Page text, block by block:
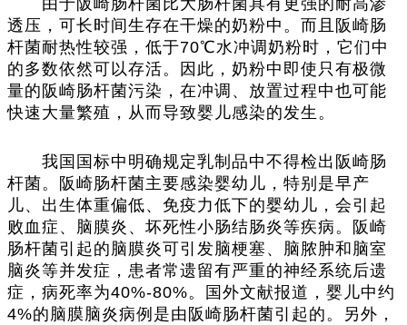
透压，可长时间生存在干燥的奶粉中。而且阪崎肠
杆菌耐热性较强，低于70℃水冲调奶粉时，它们中
的多数依然可以存活。因此，奶粉中即使只有极微
量的阪崎肠杆菌污染，在冲调、放置过程中也可能
快速大量繁殖，从而导致婴儿感染的发生。
我国国标中明确规定乳制品中不得检出阪崎肠
杆菌。阪崎肠杆菌主要感染婴幼儿，特别是早产
儿、出生体重偏低、免疫力低下的婴幼儿，会引起
败血症、脑膜炎、坏死性小肠结肠炎等疾病。阪崎
肠杆菌引起的脑膜炎可引发脑梗塞、脑脓肿和脑室
脑炎等并发症，患者常遗留有严重的神经系统后遗
症，病死率为40%-80%。国外文献报道，婴儿中约
4%的脑膜脑炎病例是由阪崎肠杆菌引起的。另外，